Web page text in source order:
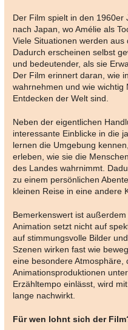
Der Film spielt in den
nach Japan, wo Amélie als
Viele Situationen werden
Dadurch erscheinen selbst
und bedeutender, als sie
Der Film erinnert daran, wie
wahrnehmen und wie
Entdecken der Welt sind.
Neben der eigentlichen
interessante Einblicke in die
lernen die Umgebung
erleben, wie sie die
des Landes wahrnimmt.
zu einem persönlichen
kleinen Reise in eine andere
Bemerkenswert ist
Animation setzt nicht auf
auf stimmungsvolle Bilder
Szenen wirken fast wie
eine besondere Atmosphäre,
Animationsproduktionen
Erzähltempo einlässt, wird
lange nachwirkt.
Für wen lohnt sich der